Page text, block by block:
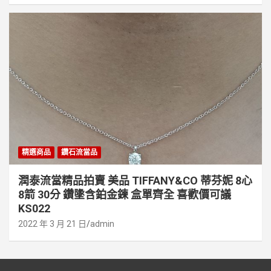
精選商品 鑽石流當品
潤泰流當精品拍賣 美品 TIFFANY&CO 蒂芬妮 8心
8箭 30分 鑽墬含鉑金鍊 盒單齊全 喜歡價可議
KS022
2022 年 3 月 21 日 admin